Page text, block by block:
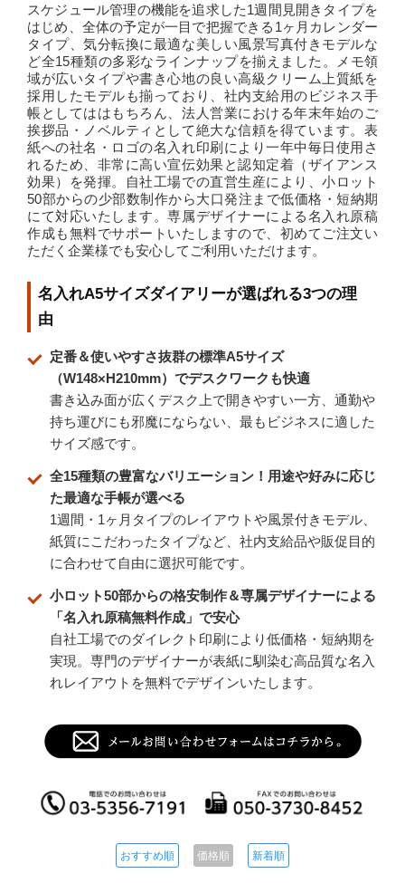
スケジュール管理の機能を追求した1週間見開きタイプを
はじめ、全体の予定が一目で把握できる1ヶ月カレンダー
タイプ、気分転換に最適な美しい風景写真付きモデルな
ど全15種類の多彩なラインナップを揃えました。メモ領
域が広いタイプや書き心地の良い高級クリーム上質紙を
採用したモデルも揃っており、社内支給用のビジネス手
帳としてははもちろん、法人営業における年末年始のご
挨拶品・ノベルティとして絶大な信頼を得ています。表
紙への社名・ロゴの名入れ印刷により一年中毎日使用さ
れるため、非常に高い宣伝効果と認知定着（ザイアンス
効果）を発揮。自社工場での直営生産により、小ロット
50部からの少部数制作から大口発注まで低価格・短納期
にて対応いたします。専属デザイナーによる名入れ原稿
作成も無料でサポートいたしますので、初めてご注文い
ただく企業様でも安心してご利用いただけます。
名入れA5サイズダイアリーが選ばれる3つの理
由
定番＆使いやすさ抜群の標準A5サイズ
（W148×H210mm）でデスクワークも快適
書き込み面が広くデスク上で開きやすい一方、通勤や
持ち運びにも邪魔にならない、最もビジネスに適した
サイズ感です。
全15種類の豊富なバリエーション！用途や好みに応じ
た最適な手帳が選べる
1週間・1ヶ月タイプのレイアウトや風景付きモデル、
紙質にこだわったタイプなど、社内支給品や販促目的
に合わせて自由に選択可能です。
小ロット50部からの格安制作＆専属デザイナーによる
「名入れ原稿無料作成」で安心
自社工場でのダイレクト印刷により低価格・短納期を
実現。専門のデザイナーが表紙に馴染む高品質な名入
れレイアウトを無料でデザインいたします。
おすすめ順 価格順 新着順